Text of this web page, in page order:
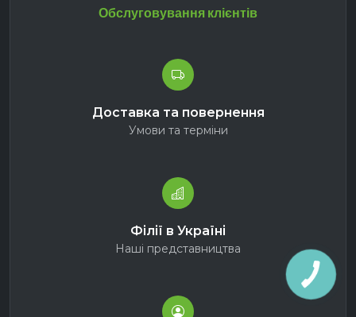
Обслуговування клієнтів
Доставка та повернення
Умови та терміни
Філії в Україні
Наші представництва